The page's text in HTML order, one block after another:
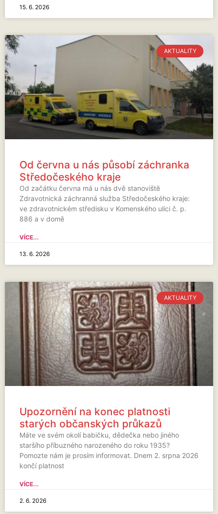
15. 6. 2026
AKTUALITY
Od června u nás působí záchranka
Středočeského kraje
Od začátku června má u nás dvě stanoviště
Zdravotnická záchranná služba Středočeského kraje:
ve zdravotnickém středisku v Komenského ulici č. p.
886 a v domě
VÍCE...
13. 6. 2026
AKTUALITY
Upozornění na konec platnosti
starých občanských průkazů
Máte ve svém okolí babičku, dědečka nebo jiného
staršího příbuzného narozeného do roku 1935?
Pomozte nám je prosím informovat. Dnem 2. srpna 2026
končí platnost
VÍCE...
2. 6. 2026